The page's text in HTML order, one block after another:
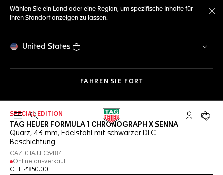
Wählen Sie ein Land oder eine Region, um spezifische Inhalte für
Ihren Standort anzeigen zu lassen.
United States
FAHREN SIE FORTMIT DER NAVIGATION
Suche öffnen My TAG
Ihr
SPECIAL EDITION
TAG HEUER FORMULA 1 CHRONOGRAPH X SENNA
Quarz, 43 mm, Edelstahl mit schwarzer DLC-
Beschichtung
CAZ101AJ.FC6487
Online ausverkauft
CHF 2'850.00